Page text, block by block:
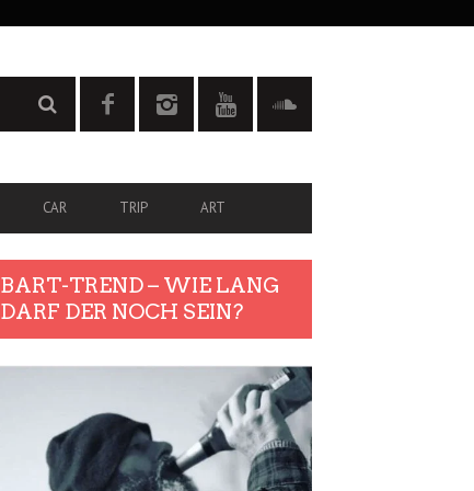
CAR TRIP ART
BART-TREND – WIE LANG
DARF DER NOCH SEIN?